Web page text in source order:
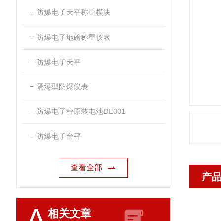
防爆电子天平称重模块
防爆电子地磅称重仪表
防爆电子天平
隔爆型防爆仪表
防爆电子秤原装电池DE001
防爆电子台秤
查看全部
相关文章
产